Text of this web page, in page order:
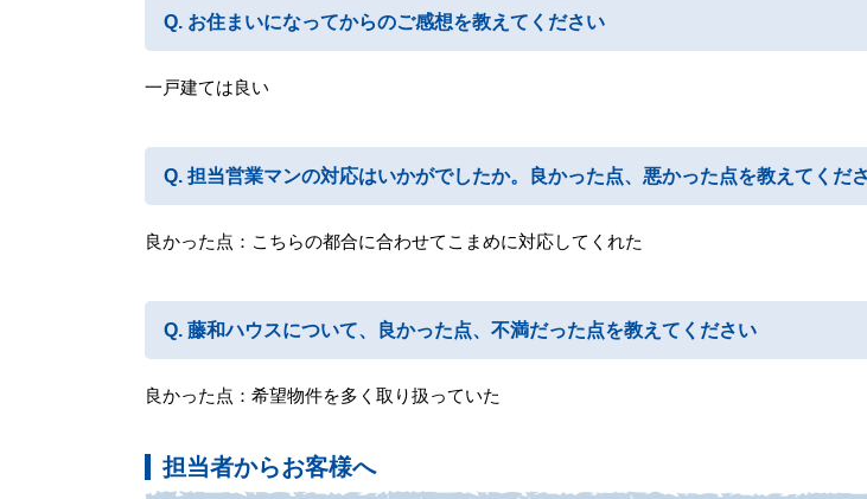
お住まいになってからのご感想を教えてください
一戸建ては良い
担当営業マンの対応はいかがでしたか。良かった点、悪かった点を教えてくだ
良かった点：こちらの都合に合わせてこまめに対応してくれた
藤和ハウスについて、良かった点、不満だった点を教えてください
良かった点：希望物件を多く取り扱っていた
担当者からお客様へ